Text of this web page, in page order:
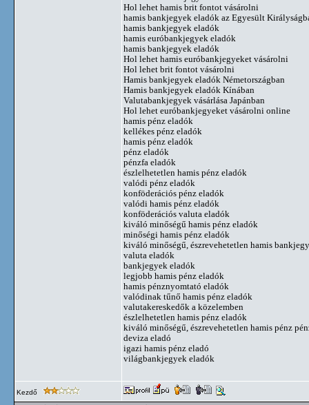
Hol lehet hamis brit fontot vásárolni
hamis bankjegyek eladók az Egyesült
hamis bankjegyek eladók
hamis euróbankjegyek eladók
hamis bankjegyek eladók
Hol lehet hamis euróbankjegyeket vásárolni
Hol lehet brit fontot vásárolni
Hamis bankjegyek eladók Németországban
Hamis bankjegyek eladók Kínában
Valutabankjegyek vásárlása Japánban
Hol lehet euróbankjegyeket vásárolni online
hamis pénz eladók
kellékes pénz eladók
hamis pénz eladók
pénz eladók
pénzfa eladók
észlelhetetlen hamis pénz eladók
valódi pénz eladók
konföderációs pénz eladók
valódi hamis pénz eladók
konföderációs valuta eladók
kiváló minőségű hamis pénz eladók
minőségi hamis pénz eladók
kiváló minőségű, észrevehetetlen hamis
valuta eladók
bankjegyek eladók
legjobb hamis pénz eladók
hamis pénznyomtató eladók
valódinak tűnő hamis pénz eladók
valutakereskedők a közelemben
észlelhetetlen hamis pénz eladók
kiváló minőségű, észrevehetetlen hamis pénz
deviza eladó
igazi hamis pénz eladó
világbankjegyek eladók
Kezdő